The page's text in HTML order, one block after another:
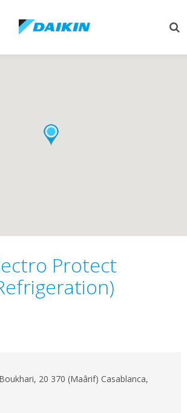
Protect
20 370 (Maârif) Casablanca,